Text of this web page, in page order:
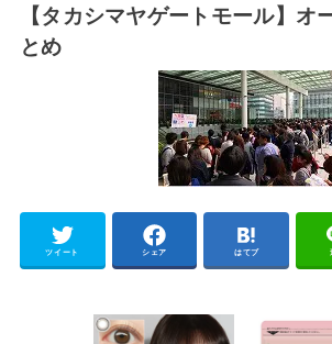
【タカシマヤゲートモール】オ
とめ
ツイート シェア はてブ